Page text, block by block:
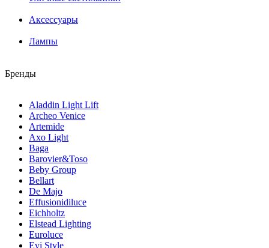
Аксессуары
Лампы
Бренды
Aladdin Light Lift
Archeo Venice
Artemide
Axo Light
Baga
Barovier&Toso
Beby Group
Bellart
De Majo
Effusionidiluce
Eichholtz
Elstead Lighting
Euroluce
Evi Style